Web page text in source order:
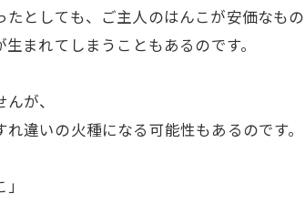
としても、ご主人のはんこが安価なもの
まれてしまうこともあるのです。
が、
違いの火種になる可能性もあるのです。